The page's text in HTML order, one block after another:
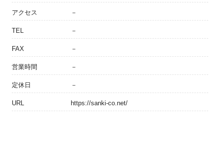
アクセス －
TEL －
FAX －
営業時間 －
定休日 －
URL https://sanki-co.net/